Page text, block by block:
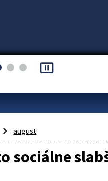
pause_presentation
august
sociálne